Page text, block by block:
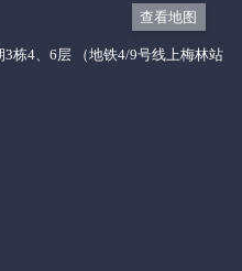
查看地图
栋4、6层 （地铁4/9号线上梅林站